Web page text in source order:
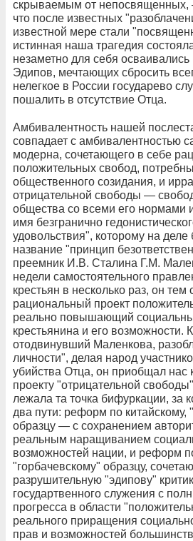
скрываемым от
что после известных
известной мере стали
истинная наша трагедия
незаметно для себя
Эдипов, мечтающих сбросить
нелегкое в России государево
пошалить в отсутствие Отца.
Амбивалентность нашей
совпадает с амбивалентностью
модерна, сочетающего в себе
положительных свобод,
общественного созидания, и
отрицательной свободы —
общества со всеми его нормами
имя безгранично
удовольствия", которому на
название "принцип
преемник И.В. Сталина Г.М.
недели самостоятельного
крестьян в несколько раз, он
рациональный проект
реально повышающий
крестьянина и его возможности.
отодвинувший Маленкова,
личности", делая народ
убийства Отца, он приобщал нас
проекту "отрицательной
лежала та точка бифуркации, за
два пути: реформ по китайскому,
образцу — с сохранением
реальным наращиванием
возможностей нации, и реформ
"горбачевскому" образцу,
разрушительную "эдипову"
государтвенного служения с
прогресса в области
реального приращения
прав и возможностей